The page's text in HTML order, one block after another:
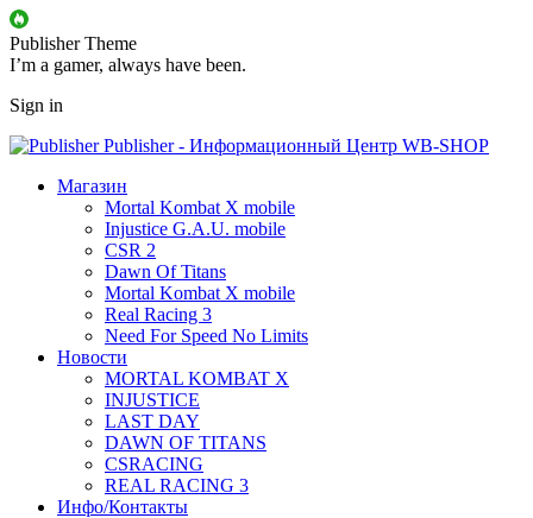
Publisher Theme
I’m a gamer, always have been.
Sign in
Publisher - Информационный Центр WB-SHOP
Магазин
Mortal Kombat X mobile
Injustice G.A.U. mobile
CSR 2
Dawn Of Titans
Mortal Kombat X mobile
Real Racing 3
Need For Speed No Limits
Новости
MORTAL KOMBAT X
INJUSTICE
LAST DAY
DAWN OF TITANS
CSRACING
REAL RACING 3
Инфо/Контакты